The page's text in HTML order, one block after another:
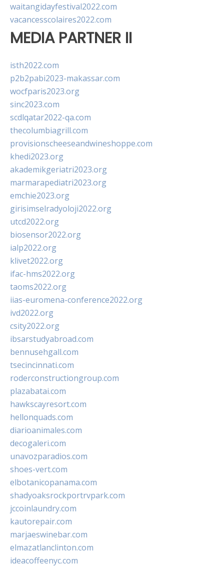
waitangidayfestival2022.com
vacancesscolaires2022.com
MEDIA PARTNER II
isth2022.com
p2b2pabi2023-makassar.com
wocfparis2023.org
sinc2023.com
scdlqatar2022-qa.com
thecolumbiagrill.com
provisionscheeseandwineshoppe.com
khedi2023.org
akademikgeriatri2023.org
marmarapediatri2023.org
emchie2023.org
girisimselradyoloji2022.org
utcd2022.org
biosensor2022.org
ialp2022.org
klivet2022.org
ifac-hms2022.org
taoms2022.org
iias-euromena-conference2022.org
ivd2022.org
csity2022.org
ibsarstudyabroad.com
bennusehgall.com
tsecincinnati.com
roderconstructiongroup.com
plazabatai.com
hawkscayresort.com
hellonquads.com
diarioanimales.com
decogaleri.com
unavozparadios.com
shoes-vert.com
elbotanicopanama.com
shadyoaksrockportrvpark.com
jccoinlaundry.com
kautorepair.com
marjaeswinebar.com
elmazatlanclinton.com
ideacoffeenyc.com